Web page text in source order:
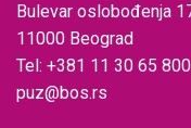
Bulevar oslobođenja
11000 Beograd
Tel: +381 11 30 65 800
puz@bos.rs